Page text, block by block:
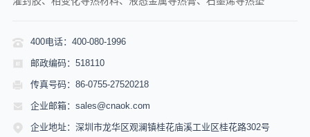
400电话：400-080-1996
邮政编码：518110
传真号码：86-0755-27520218
企业邮箱：sales@cnaok.com
企业地址：深圳市龙华区观澜镇桂花庙溪工业区桂花路302号